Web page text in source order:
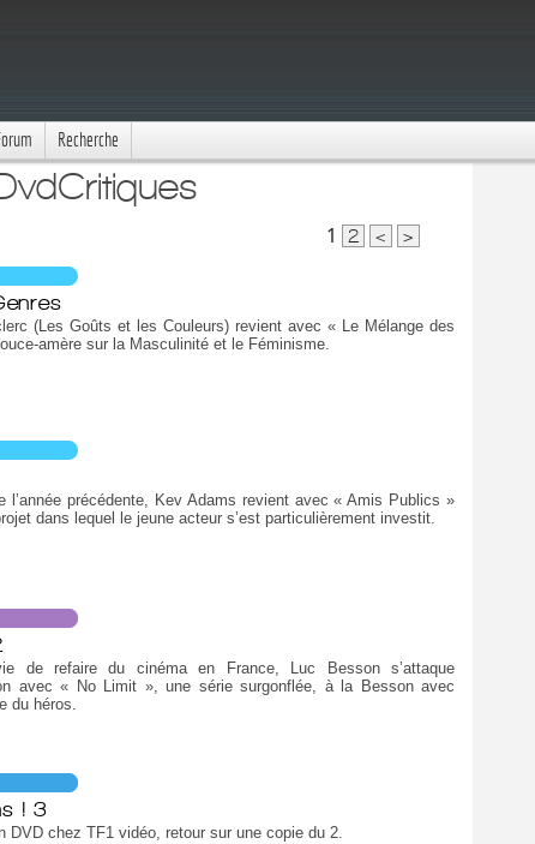
Recherche
1 2 < >
(Les Goûts et les Couleurs) revient avec « Le Mélange des
amère sur la Masculinité et le Féminisme.
l’année précédente, Kev Adams revient avec « Amis Publics »
dans lequel le jeune acteur s’est particulièrement investit.
de refaire du cinéma en France, Luc Besson s’attaque
avec « No Limit », une série surgonflée, à la Besson avec
du héros.
! 3
DVD chez TF1 vidéo, retour sur une copie du 2.